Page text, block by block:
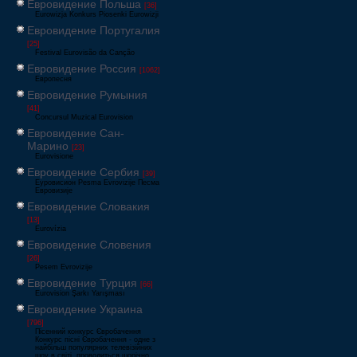
Евровидение Польша [36]
Eurowizja Konkurs Piosenki Eurowizji
Евровидение Португалия
[25]
Festival Eurovisão da Canção
Евровидение Россия [1062]
Европесня
Евровидение Румыния
[41]
Concursul Muzical Eurovision
Евровидение Сан-
Марино [23]
Eurovisione
Евровидение Сербия [39]
Еуровисион Pesma Evrovizije Песма
Евровизије
Евровидение Словакия
[13]
Eurovízia
Евровидение Словения
[26]
Pesem Evrovizije
Евровидение Турция [66]
Eurovision Şarkı Yarışması
Евровидение Украина
[796]
Пісенний конкурс Євробачення
Конкурс пісні Євробачення - одне з
найбільш популярних телевізійних
шоу в світі, проводиться щорічно,